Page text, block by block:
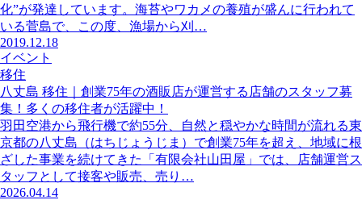
化”が発達しています。海苔やワカメの養殖が盛んに行われて
いる菅島で、この度、漁場から刈…
2019.12.18
イベント
移住
八丈島 移住｜創業75年の酒販店が運営する店舗のスタッフ募
集！多くの移住者が活躍中！
羽田空港から飛行機で約55分、自然と穏やかな時間が流れる東
京都の八丈島（はちじょうじま）で創業75年を超え、地域に根
ざした事業を続けてきた「有限会社山田屋」では、店舗運営ス
タッフとして接客や販売、売り…
2026.04.14